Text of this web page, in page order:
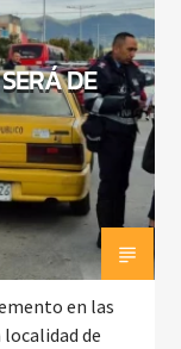
DE
en las
de